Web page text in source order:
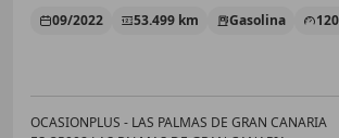
09/2022 53.499 km Gasolina
OCASIONPLUS - LAS PALMAS DE GRAN CANARIA